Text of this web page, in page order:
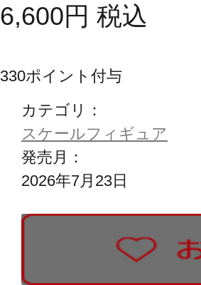
6,600円 税込
330ポイント付与
カテゴリ：
スケールフィギュア
発売月：
2026年7月23日